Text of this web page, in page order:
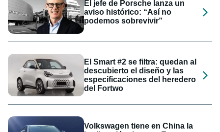
El jefe de Porsche lanza un
aviso histórico: “Así no
podemos sobrevivir”
El Smart #2 se filtra: quedan al
descubierto el diseño y las
especificaciones del heredero
del Fortwo
Volkswagen tiene en China la